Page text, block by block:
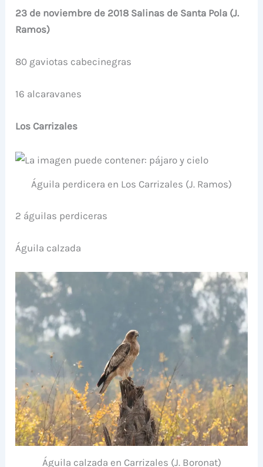
23 de noviembre de 2018 Salinas de Santa Pola (J.
Ramos)
80 gaviotas cabecinegras
16 alcaravanes
Los Carrizales
Águila perdicera en Los Carrizales (J. Ramos)
2 águilas perdiceras
Águila calzada
Águila calzada en Carrizales (J. Boronat)